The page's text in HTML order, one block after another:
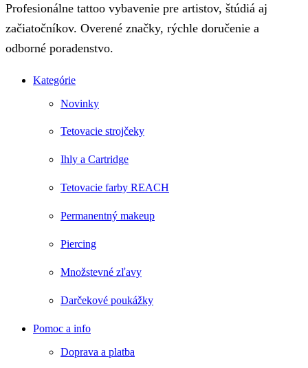
Profesionálne tattoo vybavenie pre artistov, štúdiá aj
začiatočníkov. Overené značky, rýchle doručenie a
odborné poradenstvo.
Kategórie
Novinky
Tetovacie strojčeky
Ihly a Cartridge
Tetovacie farby REACH
Permanentný makeup
Piercing
Množstevné zľavy
Darčekové poukážky
Pomoc a info
Doprava a platba